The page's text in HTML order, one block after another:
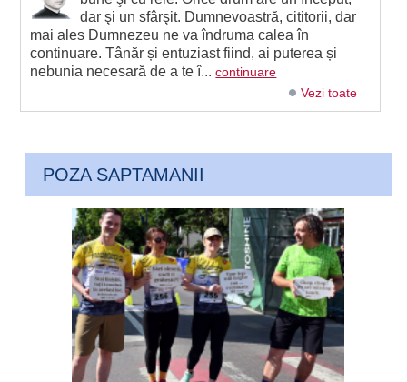
dar şi un sfârşit. Dumnevoastră, cititorii, dar
mai ales Dumnezeu ne va îndruma calea în
continuare. Tânăr și entuziast fiind, ai puterea și
nebunia necesară de a te î...continuare
Vezi toate
POZA SAPTAMANII